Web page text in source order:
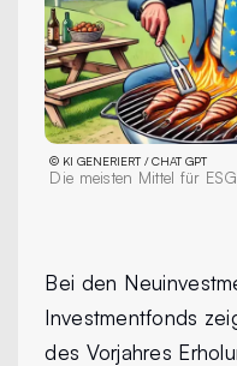
© KI GENERIERT / CHAT GPT
Die meisten Mittel für
Bei den
Investmentfonds
des Vorjahres